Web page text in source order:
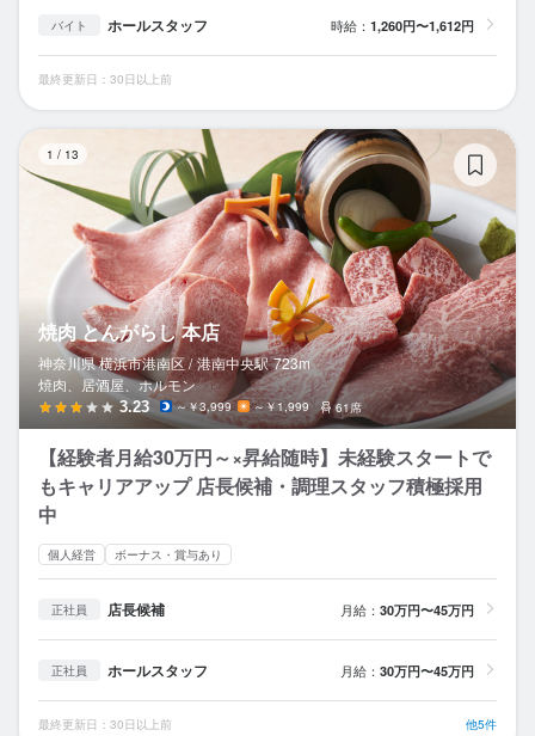
バイト ホールスタッフ 時給： 1,260円〜1,612円
最終更新日：30日以上前
1 / 13
焼肉 とんがらし 本店
神奈川県 横浜市港南区 / 港南中央駅 723m
焼肉、居酒屋、ホルモン
3.23 ～￥3,999 ～￥1,999 61席
【経験者月給30万円～×昇給随時】未経験スタートで
もキャリアアップ 店長候補・調理スタッフ積極採用
中
個人経営 ボーナス・賞与あり
正社員 店長候補 月給： 30万円〜45万円
正社員 ホールスタッフ 月給： 30万円〜45万円
最終更新日：30日以上前 他5件